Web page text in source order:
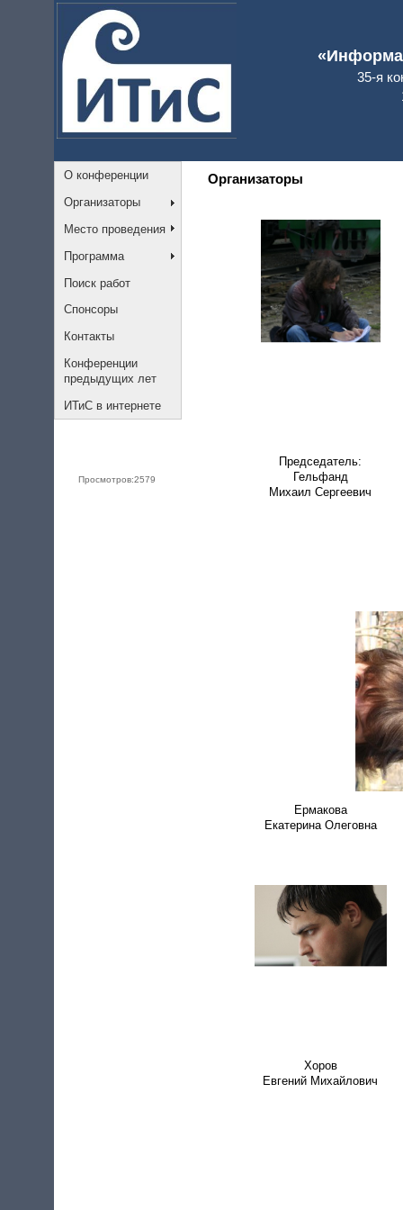
35-я
О конференции
Организаторы
Место проведения
Программа
Поиск работ
Спонсоры
Контакты
Конференции
предыдущих лет
ИТиС в интернете
Просмотров:2579
Организаторы
Председатель:
Гельфанд
Михаил Сергеевич
Ермакова
Екатерина Олеговна
Хоров
Евгений Михайлович